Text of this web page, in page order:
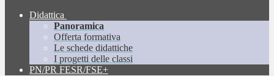
Didattica
Panoramica
Offerta formativa
Le schede didattiche
I progetti delle classi
PN/PR FESR/FSE+